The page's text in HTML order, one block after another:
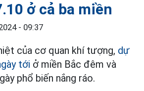
ở cả ba miền
- 09:37
của cơ quan khí tượng, dự
tới ở miền Bắc đêm và
phổ biến nắng ráo.